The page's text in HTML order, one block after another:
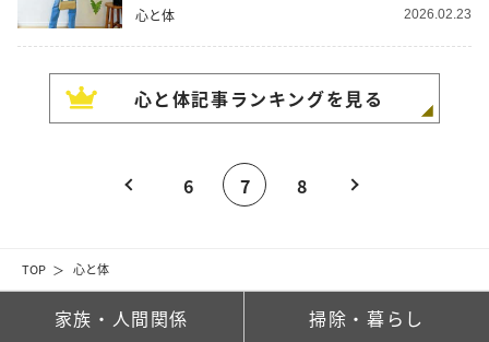
TOP 心と体
心と体 2026.02.23
心と体記事ランキングを見る
6 7 8
家族・人間関係 掃除・暮らし